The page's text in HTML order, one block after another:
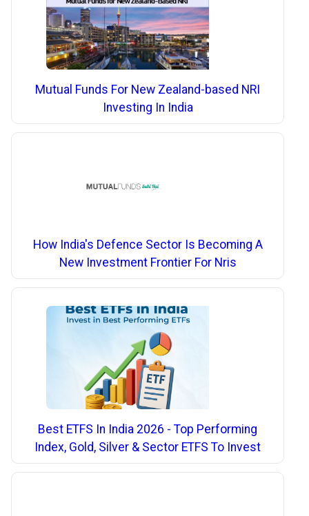
Mutual Funds For New Zealand-based NRI
Investing In India
How India's Defence Sector Is Becoming A
New Investment Frontier For Nris
Best ETFS In India 2026 - Top Performing
Index, Gold, Silver & Sector ETFS To Invest